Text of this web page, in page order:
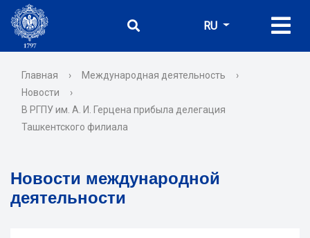
RU
Главная › Международная деятельность
›
Новости
›
В РГПУ им. А. И. Герцена прибыла делегация
Ташкентского филиала
Новости международной
деятельности